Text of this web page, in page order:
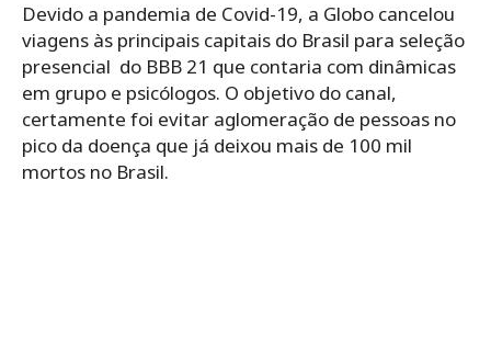
Devido a pandemia de Covid-19, a Globo cancelou
viagens às principais capitais do Brasil para seleção
presencial do BBB 21 que contaria com dinâmicas
em grupo e psicólogos. O objetivo do canal,
certamente foi evitar aglomeração de pessoas no
pico da doença que já deixou mais de 100 mil
mortos no Brasil.